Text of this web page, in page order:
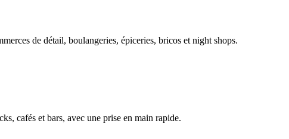
de détail, boulangeries, épiceries, bricos et night shops.
cafés et bars, avec une prise en main rapide.